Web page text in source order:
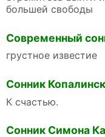
большей свободы
Современный
грустное известие
Сонник
К счастью.
Сонник Симона